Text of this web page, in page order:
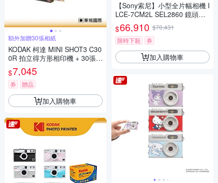
額外加贈30張相紙
KODAK 柯達 MINI SHOT3 C30
0R 拍立得方形相印機 + 30張相
紙組 公司貨
$7,045
券 贈品
加入購物車
【Sony索尼】小型全片幅相機 I
LCE-7CM2L SEL2860 鏡頭組
(公司貨 保固18+6個月)
$66,910 $70,431
限時下殺
券
加入購物車